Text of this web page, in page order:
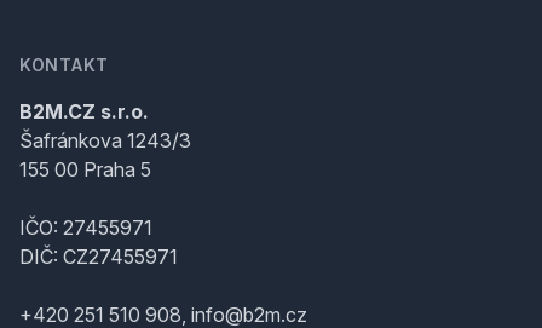
KONTAKT
B2M.CZ s.r.o.
Šafránkova 1243/3
155 00 Praha 5
IČO: 27455971
DIČ: CZ27455971
+420 251 510 908, info@b2m.cz